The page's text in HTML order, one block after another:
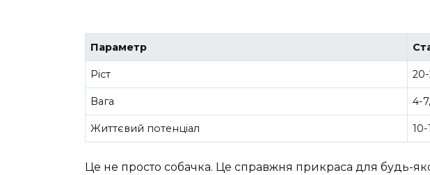
Параметр
Ріст
Вага 4-
Життєвий потенціал 10-
Це не просто собачка. Це справжня прикраса для будь-